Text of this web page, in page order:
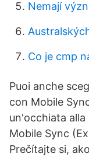
Nemají
Co je cmp
Puoi anche
con Mobile
un'occhiata
Mobile Sync
Prečítajte si,